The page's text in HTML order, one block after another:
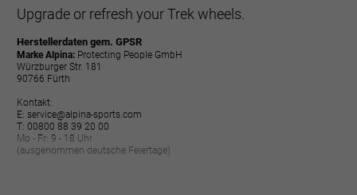
Upgrade or refresh your Trek wheels.
Herstellerdaten gem. GPSR
Marke Alpina: Protecting People GmbH
Würzburger Str. 181
90766 Fürth
Kontakt:
E: service@alpina-sports.com
T: 00800 88 39 20 00
Mo - Fr: 9 - 18 Uhr
(ausgenommen deutsche Feiertage)